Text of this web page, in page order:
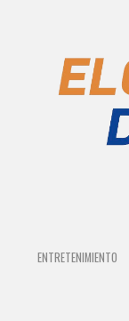
ENTRETENIMIENTO